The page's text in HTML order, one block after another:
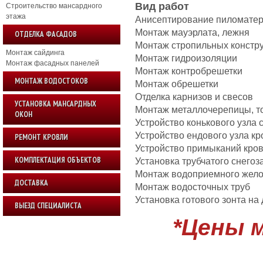
Строительство мансардного
этажа
ОТДЕЛКА ФАСАДОВ
Монтаж сайдинга
Монтаж фасадных панелей
МОНТАЖ ВОДОСТОКОВ
УСТАНОВКА МАНСАРДНЫХ
ОКОН
РЕМОНТ КРОВЛИ
КОМПЛЕКТАЦИЯ ОБЪЕКТОВ
ДОСТАВКА
ВЫЕЗД СПЕЦИАЛИСТА
Вид работ
Анисептирование
Монтаж мауэрлата, лежня
Монтаж стропильных
Монтаж гидроизоляции
Монтаж контробрешетки
Монтаж обрешетки
Отделка
Монтаж металлочерепицы,
Устройство конькового узла
Устройство ендового узла
Устройство примыканий
Установка трубчатого
Монтаж водоприемного
Монтаж водосточных труб
Установка готового зонта
*Цены